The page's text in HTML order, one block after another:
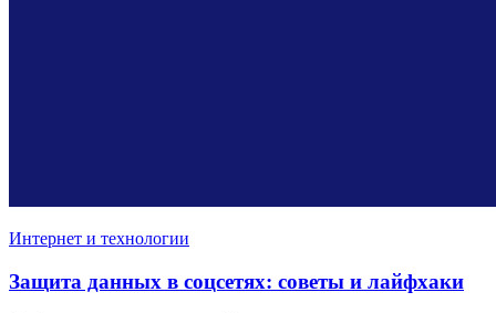
Интернет и технологии
Защита данных в соцсетях: советы и лайфхаки